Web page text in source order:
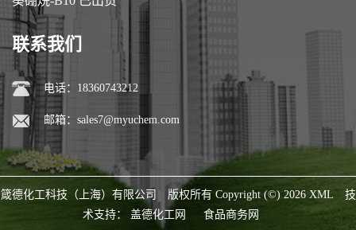
联系我们
电话：18360743212
邮箱： sales7@myuchem.com
箴德化工科技（上海）有限公司 版权所有 Copyright (©) 2026 XML
技
术支持： 盖德化工网 食品商务网